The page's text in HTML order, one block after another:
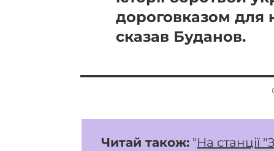
дороговказом для
сказав Буданов.
Читай також: "На станції